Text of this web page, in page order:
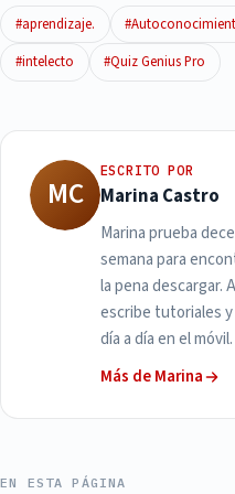
#aprendizaje.
#intelecto
#Quiz Genius Pro
MC
ESCRITO POR
Marina Castro
Marina prueba
semana para
la pena descargar.
escribe tutoriales y
día a día en el móvil.
Más de Marina
EN ESTA PÁGINA